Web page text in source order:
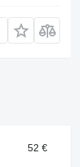
52 €